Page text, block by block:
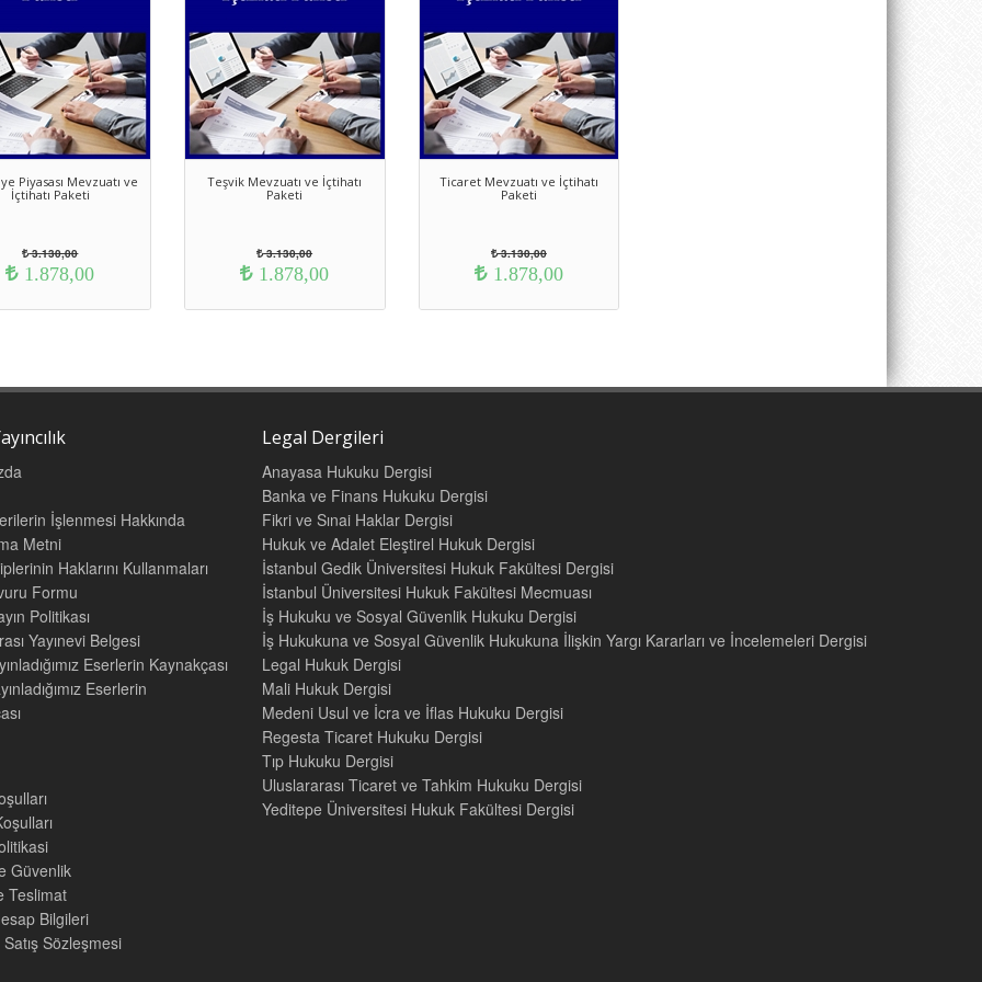
Piyasası Mevzuatı ve
İçtihatı Paketi
3.130,00
1.878,00
Teşvik Mevzuatı ve İçtihatı
Paketi
3.130,00
1.878,00
Ticaret Mevzuatı ve İçtihatı
Paketi
3.130,00
1.878,00
İşlenmesi Hakkında
Metni
Haklarını Kullanmaları
Formu
Politikası
Yayınevi Belgesi
Eserlerin Kaynakçası
Eserlerin
Güvenlik
Teslimat
Bilgileri
Sözleşmesi
Legal Dergileri
Anayasa Hukuku Dergisi
Banka ve Finans Hukuku Dergisi
Fikri ve Sınai Haklar Dergisi
Hukuk ve Adalet Eleştirel Hukuk Dergisi
İstanbul Gedik Üniversitesi Hukuk Fakültesi Dergisi
İstanbul Üniversitesi Hukuk Fakültesi Mecmuası
İş Hukuku ve Sosyal Güvenlik Hukuku Dergisi
İş Hukukuna ve Sosyal Güvenlik Hukukuna İlişkin Yargı Kararları ve İncelemeleri Dergisi
Legal Hukuk Dergisi
Mali Hukuk Dergisi
Medeni Usul ve İcra ve İflas Hukuku Dergisi
Regesta Ticaret Hukuku Dergisi
Tıp Hukuku Dergisi
Uluslararası Ticaret ve Tahkim Hukuku Dergisi
Yeditepe Üniversitesi Hukuk Fakültesi Dergisi